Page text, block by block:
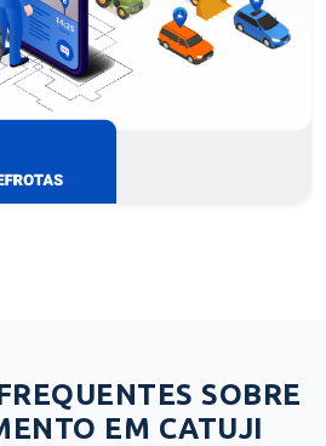
SOBRE
EM CATUJI